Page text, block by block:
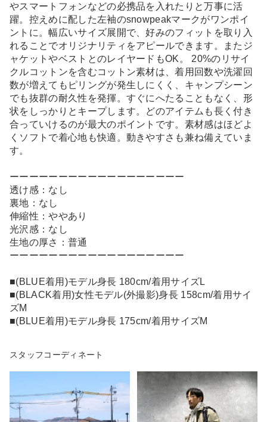
やスマートフォンなどの必携品を入れたりと万事に活
躍。控えめに配した左袖のsnowpeakマークがワンポイ
ントに。幅広いサイズ展開で、好みのフィットを取り入
れることでオリジナリティをアピールできます。またジ
ャケットやベストとのレイヤードもOK。 20%のリサイ
クルコットンを含むコットン素材は、着用回数や洗濯回
数が増えてもピリングが発生しにくく、キャンプシーン
でも抜群の耐久性を発揮。すぐにへたることもなく、形
状をしっかりとキープします。どのアイテムも長く付き
合っていけるのが最大のポイントです。素材感はほどよ
くソフトで着心地も快適。動きやすさも兼ね備えていま
す。
ーーーーーーーーーーーーーーーーーー
透け感：なし
裏地：なし
伸縮性：ややあり
光沢感：なし
生地の厚さ：普通
ーーーーーーーーーーーーーーーーーー
■(BLUE着用)モデル身長 180cm/着用サイズL
■(BLACK着用)女性モデル(外撮影)身長 158cm/着用サイ
ズM
■(BLUE着用)モデル身長 175cm/着用サイズM
スタッフコーディネート